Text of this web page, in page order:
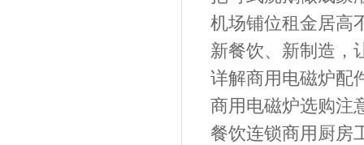
机场铺位租金居高
新餐饮、新制造，
详解商用电磁炉配
商用电磁炉选购注
餐饮连锁商用厨房